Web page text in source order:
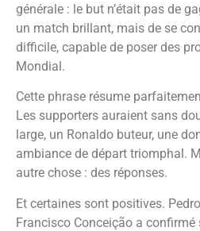
générale : le but n’était pas de
un match brillant, mais de se
difficile, capable de poser des
Mondial.
Cette phrase résume
Les supporters auraient sans
large, un Ronaldo buteur, une
ambiance de départ triomphal.
autre chose : des réponses.
Et certaines sont positives.
Francisco Conceição a